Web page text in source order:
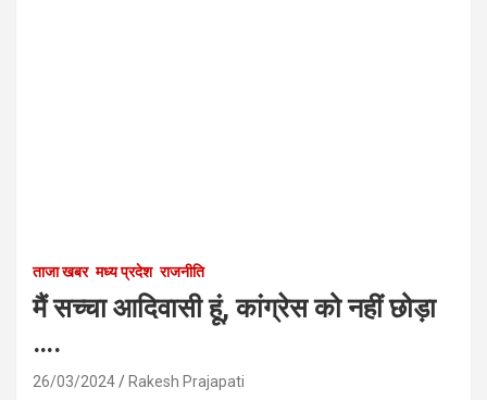
ताजा खबर मध्य प्रदेश राजनीति
मैं सच्चा आदिवासी हूं, कांग्रेस को नहीं छोड़ा
….
26/03/2024 Rakesh Prajapati